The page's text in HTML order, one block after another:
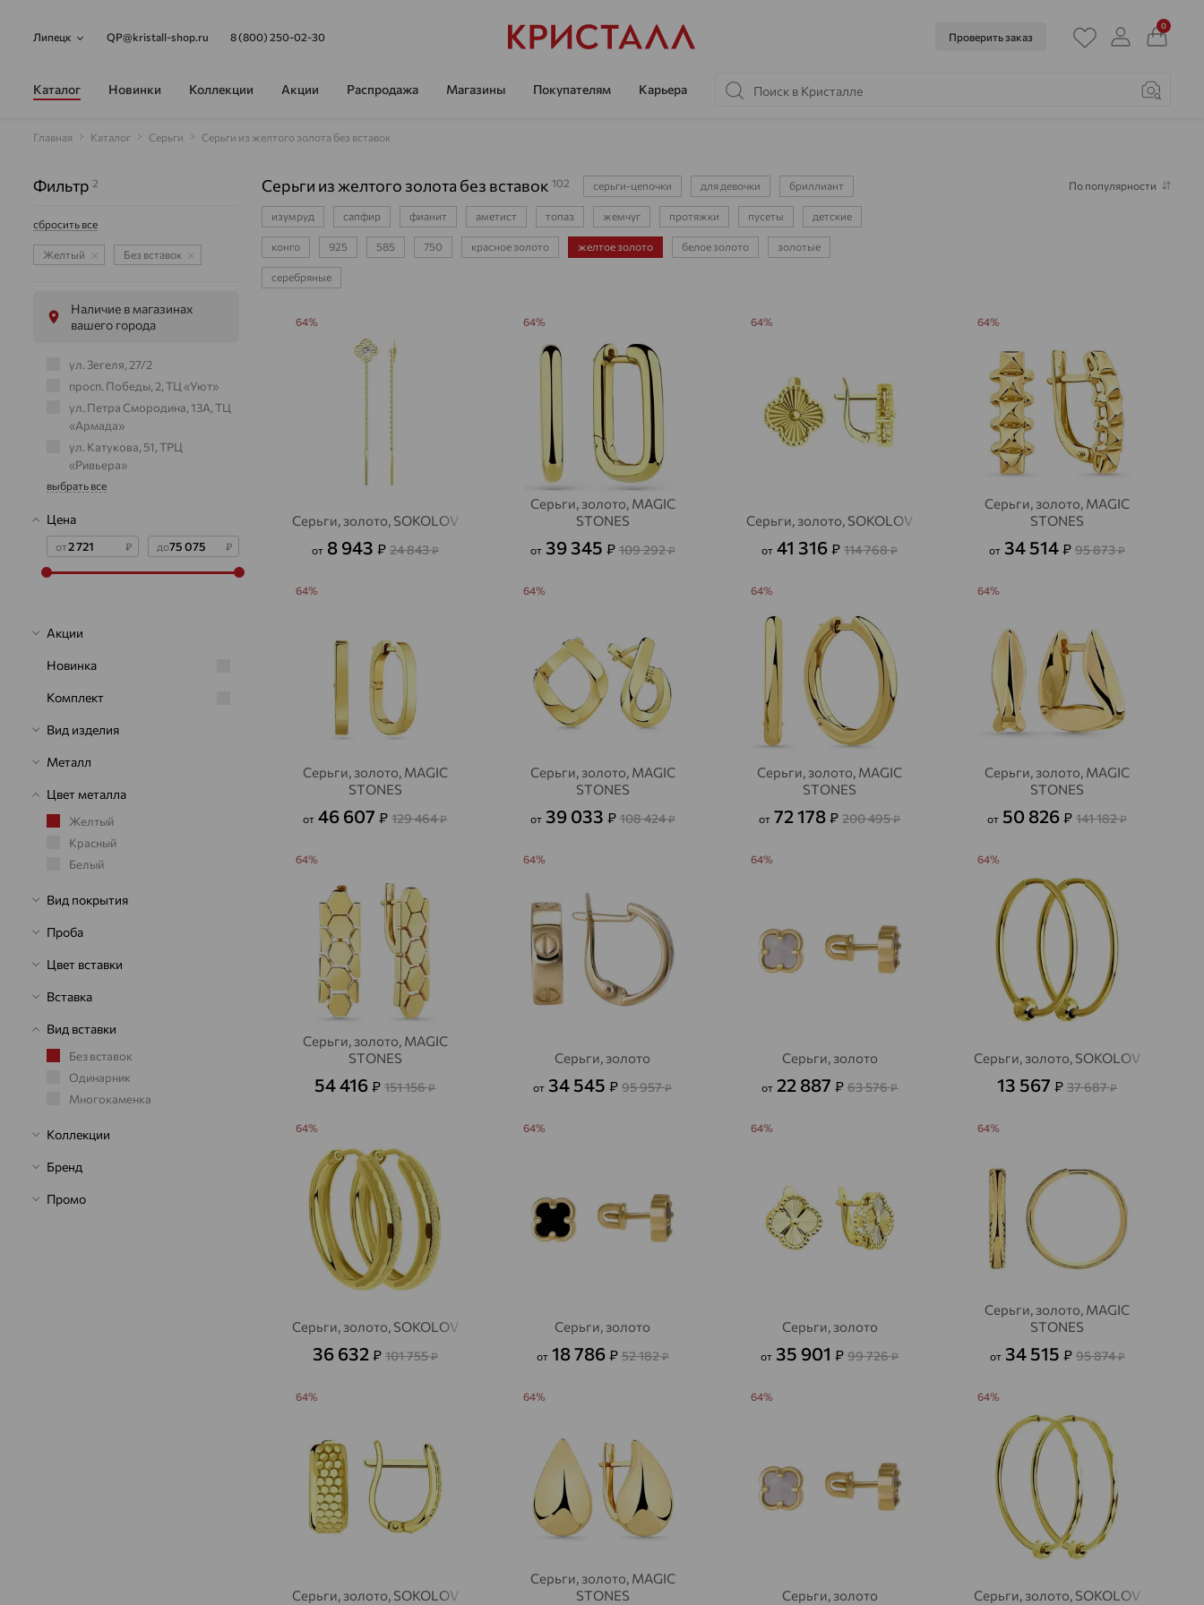
Липецк QP@kristall-shop.ru 8 (800) 250-02-30 Проверить заказ
0
Каталог Новинки Коллекции Акции Распродажа Магазины Покупателям Карьера
Главная Каталог Серьги Серьги из желтого золота без вставок
Фильтр 2
сбросить все
Желтый Без вставок
Наличие в магазинах
вашего города
ул. Зегеля, 27/2
просп. Победы, 2, ТЦ «Уют»
ул. Петра Смородина, 13А, ТЦ
«Армада»
ул. Катукова, 51, ТРЦ
«Ривьера»
выбрать все
Цена
от ₽ до ₽
Акции
Новинка
Комплект
Вид изделия
Металл
Цвет металла
Желтый
Красный
Белый
Вид покрытия
Проба
Цвет вставки
Вставка
Вид вставки
Без вставок
Одинарник
Многокаменка
Коллекции
Бренд
Промо
По популярности
Серьги из желтого золота без вставок 102 серьги-цепочки для девочки бриллиант
изумруд сапфир фианит аметист топаз жемчуг протяжки пусеты детские
конго 925 585 750 красное золото желтое золото белое золото золотые
серебряные
Серьги, золото, SOKOLOV
от 8 943 ₽ 24 843₽
64%
Серьги, золото, MAGIC
STONES
от 39 345 ₽ 109 292₽
64%
Серьги, золото, SOKOLOV
от 41 316₽ 114 768₽
64%
Серьги, золото, MAGIC
STONES
от 34 514₽ 95 873₽
64%
Серьги, золото, MAGIC
STONES
от 46 607₽ 129 464₽
64%
Серьги, золото, MAGIC
STONES
от 39 033 ₽ 108 424₽
64%
Серьги, золото, MAGIC
STONES
от 72 178₽ 200 495₽
64%
Серьги, золото, MAGIC
STONES
от 50 826₽ 141 182₽
64%
Серьги, золото, MAGIC
STONES
54 416₽ 151 156₽
64%
Серьги, золото
от 34 545₽ 95 957₽
64%
Серьги, золото
от 22 887₽ 63 576₽
64%
Серьги, золото, SOKOLOV
13 567₽ 37 687₽
64%
Серьги, золото, SOKOLOV
36 632 ₽ 101 755₽
64%
Серьги, золото
от 18 786 ₽ 52 182₽
64%
Серьги, золото
от 35 901₽ 99 726₽
64%
Серьги, золото, MAGIC
STONES
от 34 515 ₽ 95 874₽
64%
Серьги, золото, SOKOLOV
64%
Серьги, золото, MAGIC
STONES
64%
Серьги, золото
64%
Серьги, золото, SOKOLOV
64%